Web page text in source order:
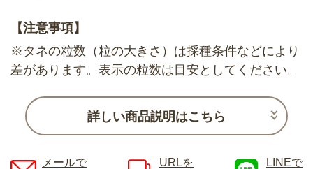
【注意事項】
※タネの粒数（粒の大きさ）は採種条件などにより
差があります。表示の粒数は目安としてください。
詳しい商品説明はこちら
メールで
URLを
LINEで